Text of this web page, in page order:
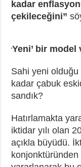
kadar
çekileceğini”
‘Yeni’ bir model
Sahi yeni
kadar çabuk
sandık?
Hatırlamakta
iktidar yılı olan
açıkla büyüdü.